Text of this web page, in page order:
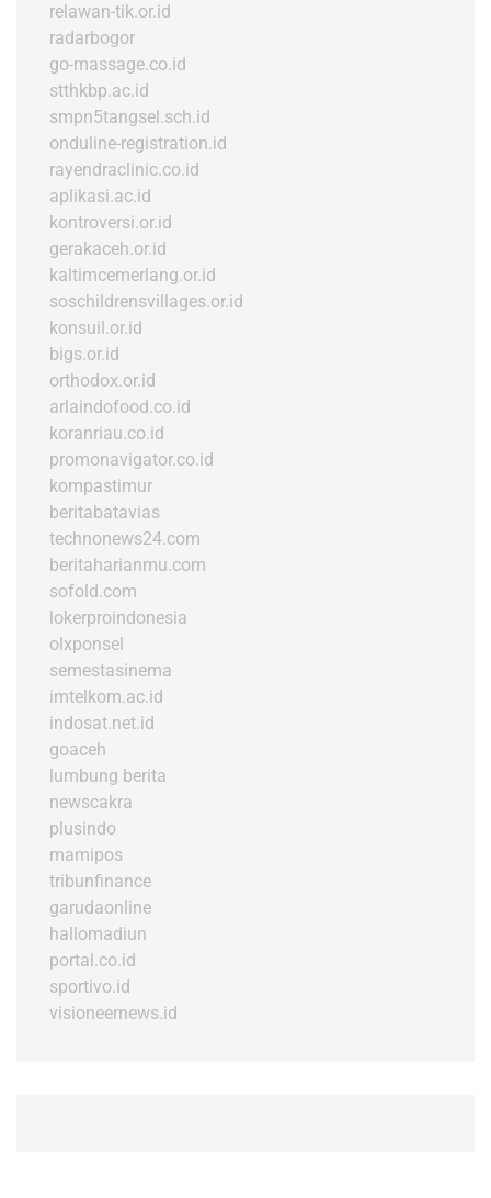
relawan-tik.or.id
radarbogor
go-massage.co.id
stthkbp.ac.id
smpn5tangsel.sch.id
onduline-registration.id
rayendraclinic.co.id
aplikasi.ac.id
kontroversi.or.id
gerakaceh.or.id
kaltimcemerlang.or.id
soschildrensvillages.or.id
konsuil.or.id
bigs.or.id
orthodox.or.id
arlaindofood.co.id
koranriau.co.id
promonavigator.co.id
kompastimur
beritabatavias
technonews24.com
beritaharianmu.com
sofold.com
lokerproindonesia
olxponsel
semestasinema
imtelkom.ac.id
indosat.net.id
goaceh
lumbung berita
newscakra
plusindo
mamipos
tribunfinance
garudaonline
hallomadiun
portal.co.id
sportivo.id
visioneernews.id